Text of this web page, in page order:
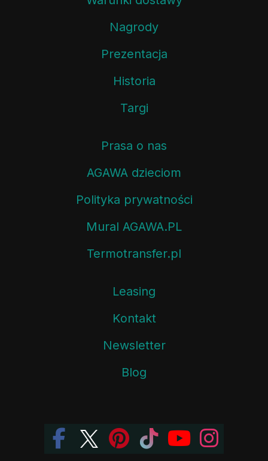
Nagrody
Prezentacja
Historia
Targi
Prasa o nas
AGAWA dzieciom
Polityka prywatności
Mural AGAWA.PL
Termotransfer.pl
Leasing
Kontakt
Newsletter
Blog